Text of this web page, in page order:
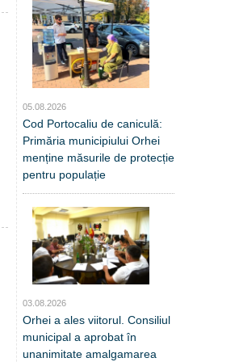
05.08.2026
Cod Portocaliu de caniculă:
Primăria municipiului Orhei
menține măsurile de protecție
pentru populație
03.08.2026
Orhei a ales viitorul. Consiliul
municipal a aprobat în
unanimitate amalgamarea